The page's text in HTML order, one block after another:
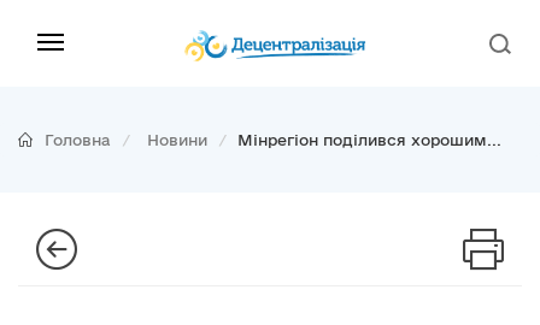
Головна Новини Мінрегіон поділився хорошим...